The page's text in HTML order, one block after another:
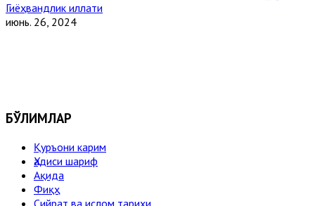
Гиёҳвандлик иллати
июнь. 26, 2024
БЎЛИМЛАР
Қуръони карим
Ҳадиси шариф
Ақида
Фиқҳ
Сийрат ва ислом тарихи